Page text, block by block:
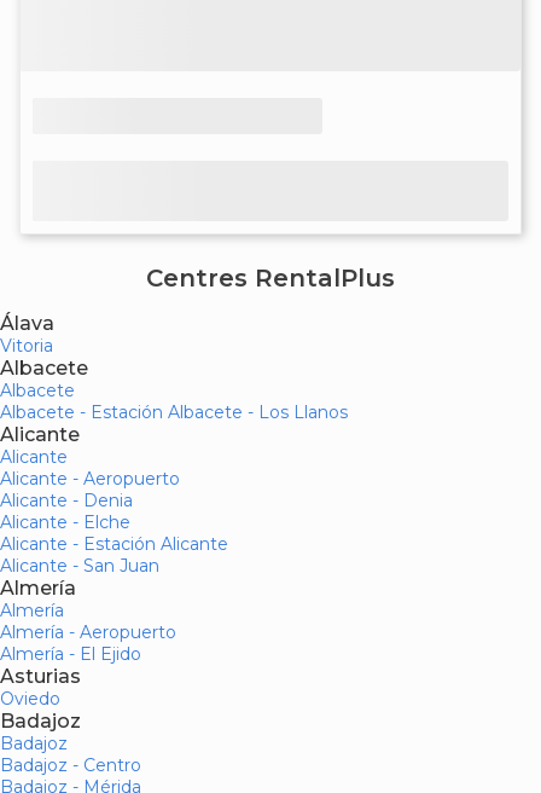
Centres RentalPlus
Álava
Vitoria
Albacete
Albacete
Albacete - Estación Albacete - Los Llanos
Alicante
Alicante
Alicante - Aeropuerto
Alicante - Denia
Alicante - Elche
Alicante - Estación Alicante
Alicante - San Juan
Almería
Almería
Almería - Aeropuerto
Almería - El Ejido
Asturias
Oviedo
Badajoz
Badajoz
Badajoz - Centro
Badajoz - Mérida